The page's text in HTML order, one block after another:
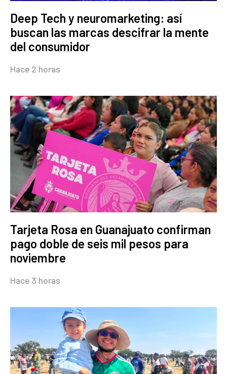
Deep Tech y neuromarketing: así
buscan las marcas descifrar la mente
del consumidor
Hace 2 horas
Tarjeta Rosa en Guanajuato confirman
pago doble de seis mil pesos para
noviembre
Hace 3 horas